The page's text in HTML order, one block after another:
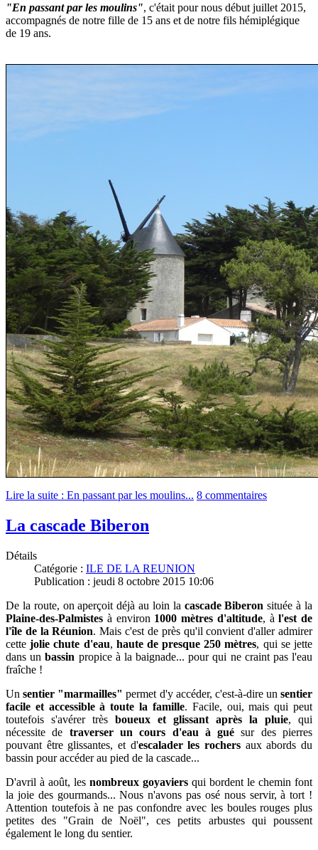
"En passant par les moulins", c'était pour nous début juillet 2015,
accompagnés de notre fille de 15 ans et de notre fils hémiplégique
de 19 ans.
Lire la suite : En passant par les moulins... 8 commentaires
La cascade Biberon
Détails
Catégorie : ILE DE LA REUNION
Publication : jeudi 8 octobre 2015 10:06
De la route, on aperçoit déjà au loin la cascade Biberon située à la
Plaine-des-Palmistes à environ 1000 mètres d'altitude, àl'est de
l'île de la Réunion.Mais c'est de près qu'il convient d'aller admirer
cettejolie chute d'eau, haute de presque 250 mètres, qui se jette
dans unbassin propice à la baignade... pour qui ne craint pas l'eau
fraîche !
Unsentier "marmailles" permet d'y accéder, c'est-à-dire un sentier
facile et accessible à toute la famille. Facile, oui, mais qui peut
toutefois s'avérer très boueux et glissant après la pluie, qui
nécessite de traverser un cours d'eau à gué sur des pierres
pouvant être glissantes, et d'escalader les rochers aux abords du
bassin pour accéder au pied de la cascade...
D'avril à août, les nombreux goyaviers qui bordent le chemin font
la joie des gourmands... Nous n'avons pas osé nous servir, à tort !
Attention toutefois à ne pas confondre avec les boules rouges plus
petites des "Grain de Noël", ces petits arbustes qui poussent
également le long du sentier.